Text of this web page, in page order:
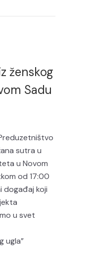
ženskog
Sadu
sutra u
u Novom
od 17:00
događaj koji
u svet
ugla”